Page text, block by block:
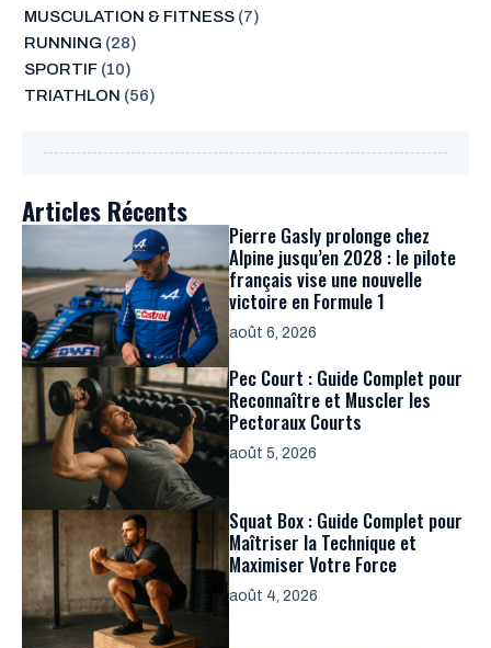
MUSCULATION & FITNESS(7)
RUNNING (28)
SPORTIF(10)
TRIATHLON (56)
Articles Récents
Pierre Gasly prolonge chez
Alpine jusqu’en 2028 : le pilote
français vise une nouvelle
victoire en Formule 1
août 6, 2026
Pec Court : Guide Complet pour
Reconnaître et Muscler les
Pectoraux Courts
août 5, 2026
Squat Box : Guide Complet pour
Maîtriser la Technique et
Maximiser Votre Force
août 4, 2026